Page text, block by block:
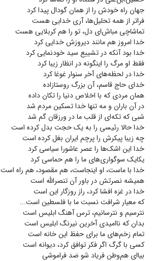
جهان راه خودش را از همان گودال پیدا کرد
فراتر از همه تحلیل‌ها، آری خدایی هست
تماشاچی مباش‌ای دل، تو را هم کربلایی هست
خدا امروز هم مانند دیروزش خدایی کرد
خدا بود آنکه در تشییع سید خودنمایی کرد
فقط او مرگ را اینگونه در انظار زیبا کرد
خدا در لحظه‌های آخر سنوار غوغا کرد
خدای حاج قاسم، آن بزرگ روستازاده
همان مردی که با اخلاص دنیا را تکان داده
در آن باران و مه تنها خدا تسکین مردم شد
شبی که تکه‌ای از قلب ما در ورزقان گم شد
خدا حالا رئیسی را به یک حجت بدل کرده است
چه زیبا پیکرش را پرچم ایران بغل کرده است
خدا این اشک‌ها را عصر عاشورا سیاسی کرد
یکایک سوگواری‌های ما را هم حماسی کرد
خدا با ماست، او اینجاست، هم مقصود، هم راه است
همیشه نصرتش در باور آن تنصرالله است
خدا در غزه افشا کرد، راز روزگار این است
که معیار شرافت نسبت ما با فلسطین است...
نترسیم و نترسانیم، ترس آهنگ ابلیس است
بدان که ناامیدی آخرین نیرنگ ابلیس است
تمام زخم‌های ما برای حفظ این خانه است
کسی با گرگ اگر فکر توافق کرد، دیوانه است
بیا‌ای هم‌وطن فریاد شو ضد فراموشی